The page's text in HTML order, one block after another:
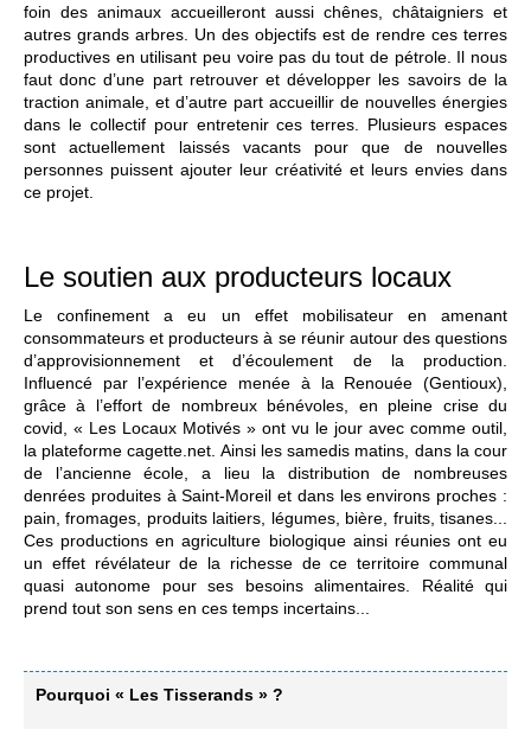
foin des animaux accueilleront aussi chênes, châtaigniers et
autres grands arbres. Un des objectifs est de rendre ces terres
productives en utilisant peu voire pas du tout de pétrole. Il nous
faut donc d’une part retrouver et développer les savoirs de la
traction animale, et d’autre part accueillir de nouvelles énergies
dans le collectif pour entretenir ces terres. Plusieurs espaces
sont actuellement laissés vacants pour que de nouvelles
personnes puissent ajouter leur créativité et leurs envies dans
ce projet.
Le soutien aux producteurs locaux
Le confinement a eu un effet mobilisateur en amenant
consommateurs et producteurs à se réunir autour des questions
d’approvisionnement et d’écoulement de la production.
Influencé par l’expérience menée à la Renouée (Gentioux),
grâce à l’effort de nombreux bénévoles, en pleine crise du
covid, « Les Locaux Motivés » ont vu le jour avec comme outil,
la plateforme cagette.net. Ainsi les samedis matins, dans la cour
de l’ancienne école, a lieu la distribution de nombreuses
denrées produites à Saint-Moreil et dans les environs proches :
pain, fromages, produits laitiers, légumes, bière, fruits, tisanes...
Ces productions en agriculture biologique ainsi réunies ont eu
un effet révélateur de la richesse de ce territoire communal
quasi autonome pour ses besoins alimentaires. Réalité qui
prend tout son sens en ces temps incertains...
Pourquoi « Les Tisserands » ?